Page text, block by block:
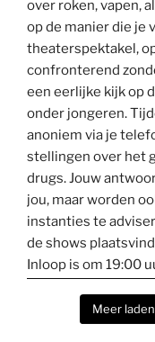
Meer laden